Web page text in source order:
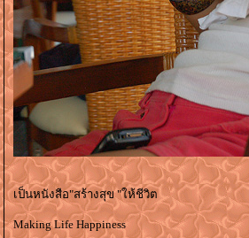
เป็นหนังสือ"สร้างสุข "ให้ชีวิต
Making Life Happiness